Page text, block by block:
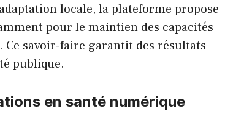
locale, la plateforme propose
pour le maintien des capacités
Ce savoir-faire garantit des résultats
publique.
en santé numérique